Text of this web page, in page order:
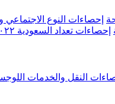
إحصاءات النوع الاجتماعي
إحصاءات تعداد السعودية ٢٠٢٢
النقل والخدمات